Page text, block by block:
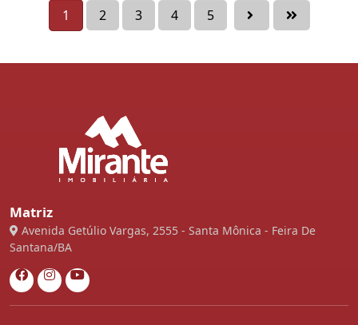
1 2 3 4 5
Matriz
Avenida Getúlio Vargas, 2555 - Santa Mônica - Feira De
Santana/BA